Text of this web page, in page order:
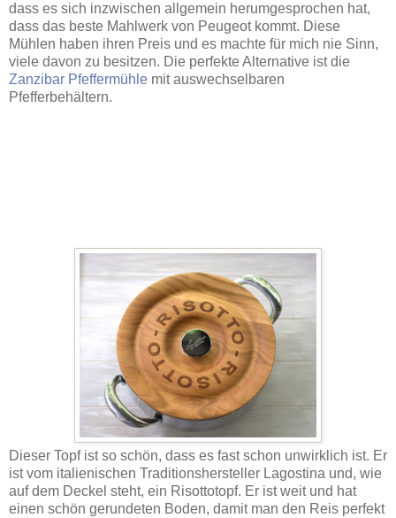
dass es sich inzwischen allgemein herumgesprochen hat,
dass das beste Mahlwerk von Peugeot kommt. Diese
Mühlen haben ihren Preis und es machte für mich nie Sinn,
viele davon zu besitzen. Die perfekte Alternative ist die
Zanzibar Pfeffermühle mit auswechselbaren
Pfefferbehältern.
Dieser Topf ist so schön, dass es fast schon unwirklich ist. Er
ist vom italienischen Traditionshersteller Lagostina und, wie
auf dem Deckel steht, ein Risottotopf. Er ist weit und hat
einen schön gerundeten Boden, damit man den Reis perfekt